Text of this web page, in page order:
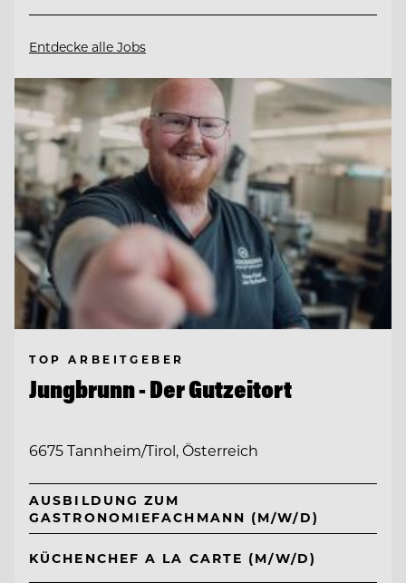
Entdecke alle Jobs
TOP ARBEITGEBER
Jungbrunn - Der Gutzeitort
6675 Tannheim/Tirol, Österreich
AUSBILDUNG ZUM
GASTRONOMIEFACHMANN (M/W/D)
KÜCHENCHEF A LA CARTE (M/W/D)